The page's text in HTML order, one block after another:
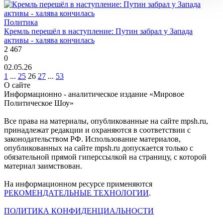
Политика
Кремль перешёл в наступление: Путин забрал у Запада
активы - халява кончилась
2 467
0
02.05.26
1 ... 25 26 27 ... 53
О сайте
Информационно - аналитическое издание «Мировое
Политическое Шоу»
Все права на материалы, опубликованные на сайте mpsh.ru,
принадлежат редакции и охраняются в соответствии с
законодательством РФ. Использование материалов,
опубликованных на сайте mpsh.ru допускается только с
обязательной прямой гиперссылкой на страницу, с которой
материал заимствован.
На информационном ресурсе применяются
РЕКОМЕНДАТЕЛЬНЫЕ ТЕХНОЛОГИИ.
ПОЛИТИКА КОНФИДЕНЦИАЛЬНОСТИ